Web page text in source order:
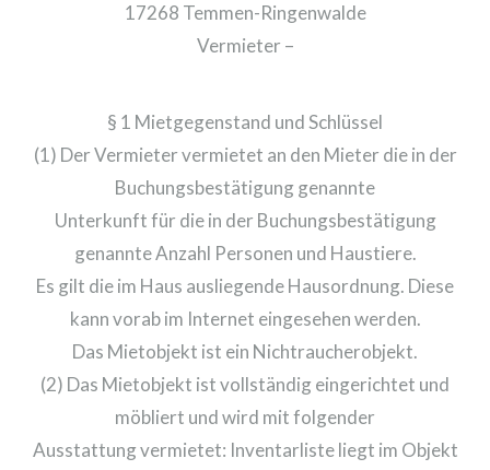
17268 Temmen-Ringenwalde
Vermieter –
§ 1 Mietgegenstand und Schlüssel
(1) Der Vermieter vermietet an den Mieter die in der
Buchungsbestätigung genannte
Unterkunft für die in der Buchungsbestätigung
genannte Anzahl Personen und Haustiere.
Es gilt die im Haus ausliegende Hausordnung. Diese
kann vorab im Internet eingesehen werden.
Das Mietobjekt ist ein Nichtraucherobjekt.
(2) Das Mietobjekt ist vollständig eingerichtet und
möbliert und wird mit folgender
Ausstattung vermietet: Inventarliste liegt im Objekt